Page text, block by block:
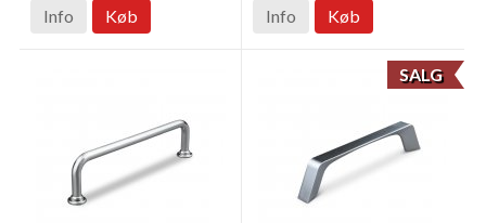
Info Køb Info Køb
SALG